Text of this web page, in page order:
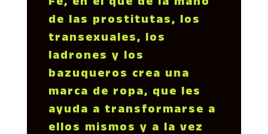
de las prostitutas, los
transexuales, los
ladrones y los
bazuqueros crea una
marca de ropa, que les
ayuda a transformarse a
ellos mismos y a la vez